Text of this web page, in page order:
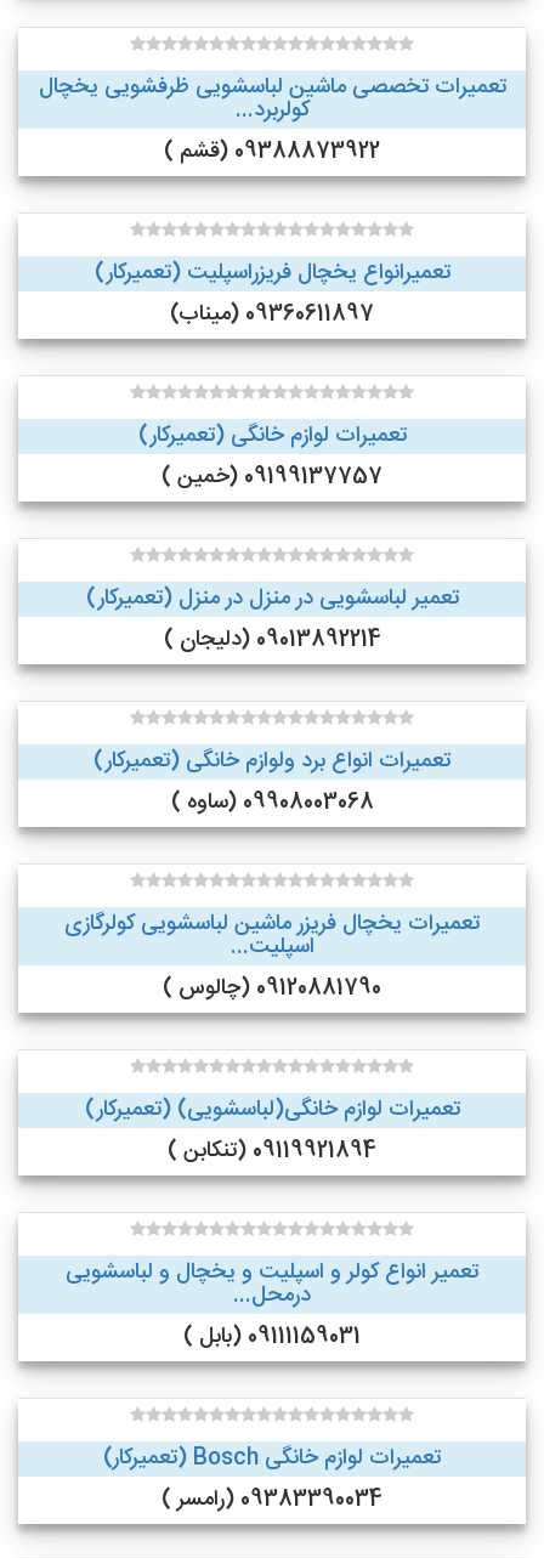
تعمیرات تخصصی ماشین لباسشویی ظرفشویی یخچال
کولربرد...
09388873922 (قشم )
تعمیرانواع یخچال فریزراسپلیت (تعمیرکار)
09360611897 (میناب)
تعمیرات لوازم خانگی (تعمیرکار)
09199137757 (خمین )
تعمیر لباسشویی در منزل در منزل (تعمیرکار)
09013892214 (دلیجان )
تعمیرات انواع برد ولوازم خانگی (تعمیرکار)
09908003068 (ساوه )
تعمیرات یخچال فریزر ماشین لباسشویی کولرگازی
اسپلیت...
09120881790 (چالوس )
تعمیرات لوازم خانگی(لباسشویی) (تعمیرکار)
09119921894 (تنکابن )
تعمیر انواع کولر و اسپلیت و یخچال و لباسشویی
درمحل...
09111159031 (بابل )
تعمیرات لوازم خانگی Bosch (تعمیرکار)
09383390034 (رامسر )